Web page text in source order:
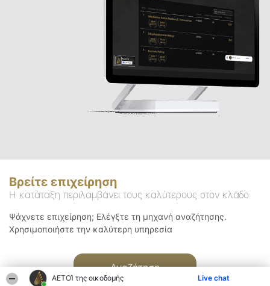
ΑΕΤΟΊ της οικοδομής Live chat
Βρείτε επιχείρηση
Η κατάταξη περιλαμβάνει τους καλύτερους στον κλάδο
Ψάχνετε επιχείρηση; Ελέγξτε τη μηχανή αναζήτησης.
Χρησιμοποιήστε την καλύτερη υπηρεσία
Αναζήτηση